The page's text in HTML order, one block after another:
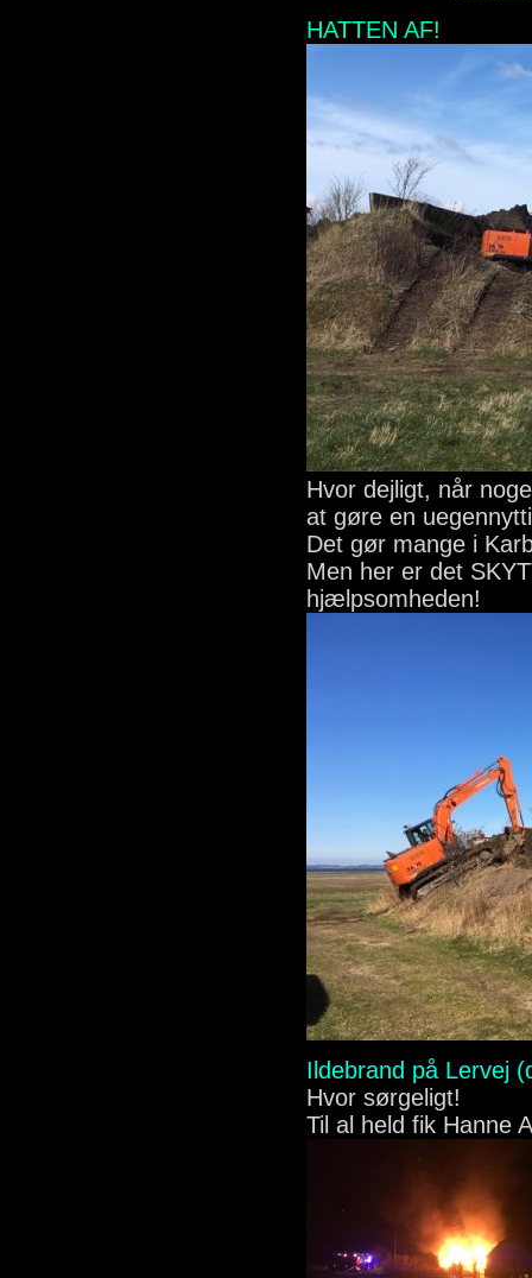
HATTEN AF!
Hvor dejligt, når
at gøre en
Det gør mange i
Men her er det
hjælpsomheden!
Ildebrand på Lervej
Hvor sørgeligt!
Til al held fik Hanne